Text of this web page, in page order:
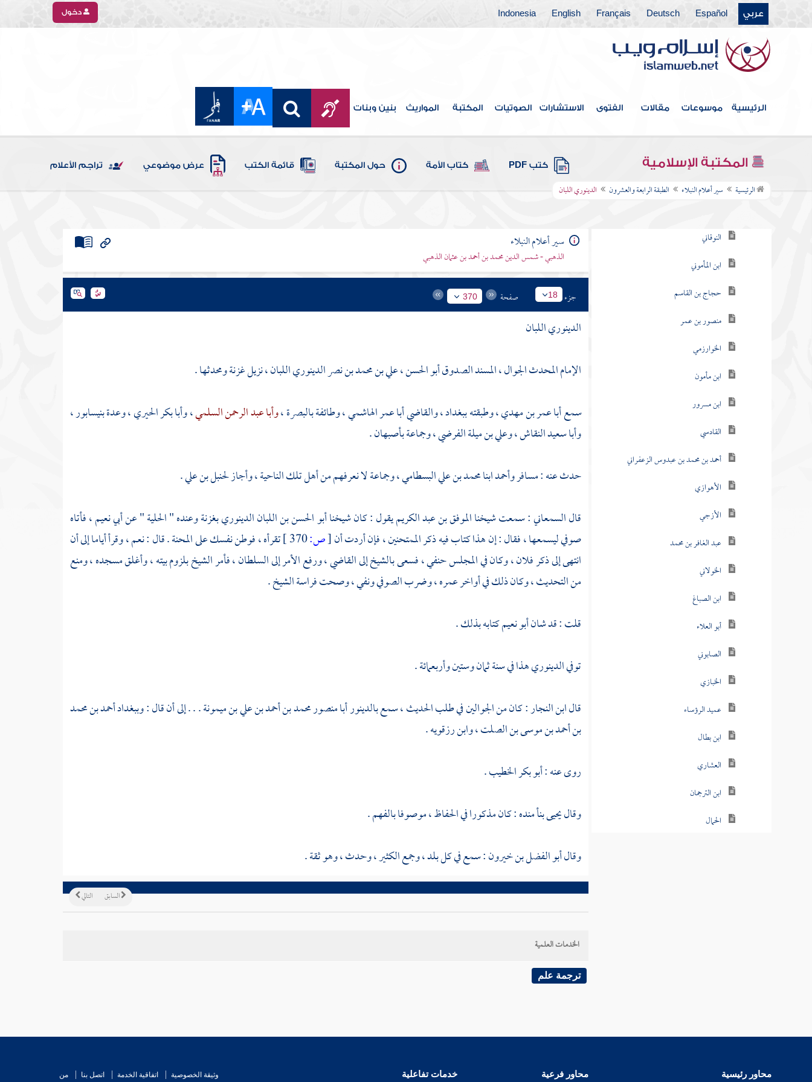
عربي Español
Deutsch
Français
English
Indonesia دخول
الرئيسية موسوعات مقالات الفتوى الاستشارات الصوتيات المكتبة المواريث بنين وبنات
المكتبة الإسلامية كتب PDF كتاب الأمة حول المكتبة قائمة الكتب عرض موضوعي تراجم الأعلام
الرئيسية سير أعلام النبلاء الطبقة الرابعة والعشرون الدينوري اللبان
الطبقة الثامنة عشر
الطبقة التاسعة عشرة
الطبقة العشرون
الطبقة الحادية والعشرون
الطبقة الثانية والعشرون
الطبقة الثالثة والعشرون
الطبقة الرابعة والعشرون
النوقاني
ابن المأموني
حجاج بن القاسم
منصور بن عمر
الخوارزمي
ابن مأمون
ابن مسرور
القادسي
أحمد بن محمد بن عبدوس الزعفراني
الأهوازي
الأزجي
عبد الغافر بن محمد
الخولاني
ابن الصباغ
أبو العلاء
الصابوني
الخبازي
عميد الرؤساء
ابن بطال
العشاري
ابن الترجمان
الحمال
سير أعلام النبلاء
الذهبي - شمس الدين محمد بن أحمد بن عثمان الذهبي
جزء 18 صفحة 370
الدينوري اللبان
الإمام المحدث الجوال ، المسند الصدوق أبو الحسن ، علي بن محمد بن نصر الدينوري اللبان ، نزيلغزنةومحدثها .
سمعأبا عمر بن مهدي، وطبقتهببغداد،والقاضي أبا عمر الهاشمي، وطائفةبالبصرة،وأبا عبد الرحمن السلمي،وأبا بكر الحيري، وعدةبنيسابور،
وأبا سعيد النقاش،وعلي بن ميلة الفرضي، وجماعةبأصبهان.
حدث عنه :مسافروأحمدابنامحمد بن علي البسطامي، وجماعة لا نعرفهم من أهل تلك الناحية ، وأجازلحنبل بن علي.
قالالسمعاني: سمعت شيخناالموفق بن عبد الكريميقول : كان شيخناأبو الحسن بن اللبان الدينوريبغزنةوعنده " الحلية " عنأبي نعيم، فأتاه
صوفي ليسمعها ، فقال : إن هذا كتاب فيه ذكر الممتحنين ، فإن أردت أن[ص:370 ]
تقرأه ، فوطن نفسك على المحنة . قال : نعم ، وقرأ أياما إلى أن
انتهى إلى ذكر فلان ، وكان في المجلس حنفي ، فسعى بالشيخ إلى القاضي ، ورفع الأمر إلى السلطان ، فأمر الشيخ بلزوم بيته ، وأغلق مسجده ، ومنع
من التحديث ، وكان ذلك في أواخر عمره ، وضربالصوفيونفي ، وصحت فراسة الشيخ .
قلت : قد شانأبو نعيمكتابه بذلك .
توفيالدينوريهذا في سنة ثمان وستين وأربعمائة .
قالابن النجار: كان من الجوالين في طلب الحديث ، سمعبالدينورأبا منصور محمد بن أحمد بن علي بن ميمونة. . . إلى أن قال :وببغدادأحمد بن محمد
بن أحمد بن موسى بن الصلت،وابن رزقويه.
روى عنه :أبو بكر الخطيب.
وقاليحيى بنأ منده: كان مذكورا في الحفاظ ، موصوفا بالفهم .
وقالأبو الفضل بن خيرون: سمع في كل بلد ، وجمع الكثير ، وحدث ، وهو ثقة .
التالي السابق
الخدمات العلمية
ترجمة علم
محاور رئيسية محاور فرعية خدمات تفاعلية وثيقة الخصوصية اتفاقية الخدمة اتصل بنا من